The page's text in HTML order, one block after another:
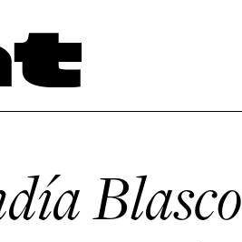
Blasco